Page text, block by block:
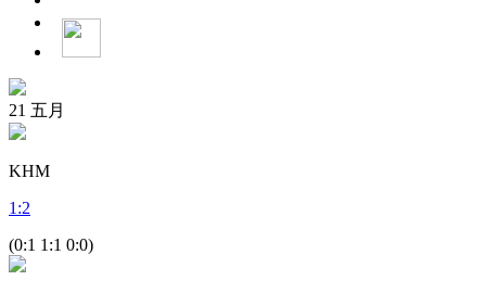
21 五月
KHM
1 :2
(0:1 1:1 0:0)